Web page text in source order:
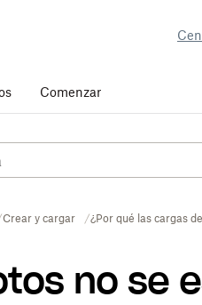
Comenzar
Crear y cargar ¿Por qué las cargas
no se